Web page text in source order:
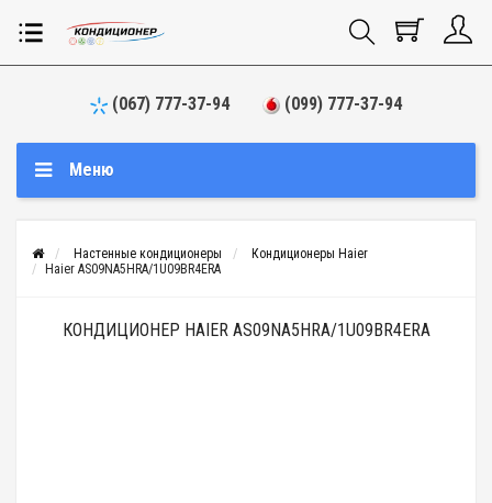
(067) 777-37-94 (099) 777-37-94
Меню
Настенные кондиционеры
Кондиционеры Haier
Haier AS09NA5HRA/1U09BR4ERA
КОНДИЦИОНЕР HAIER AS09NA5HRA/1U09BR4ERA